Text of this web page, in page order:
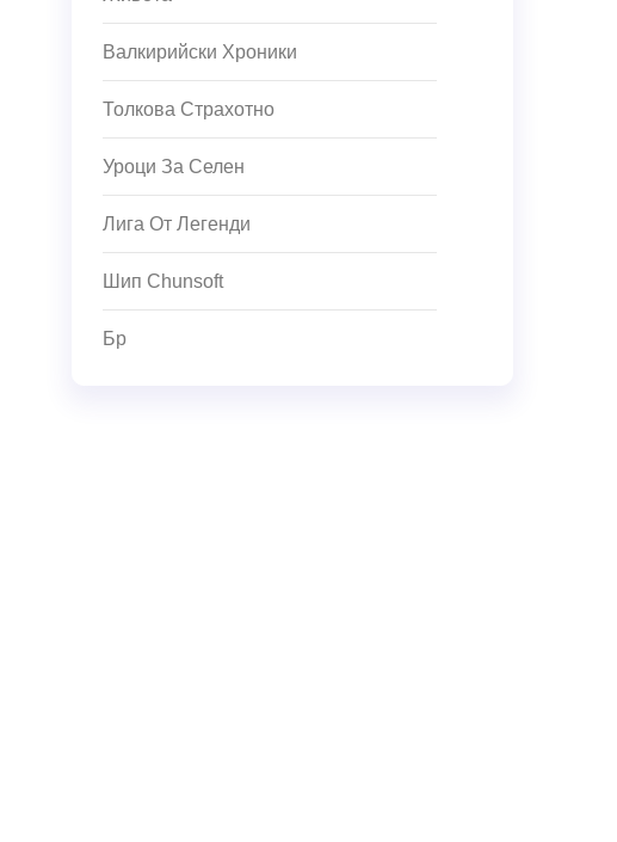
Валкирийски Хроники
Толкова Страхотно
Уроци За Селен
Лига От Легенди
Шип Chunsoft
Бр